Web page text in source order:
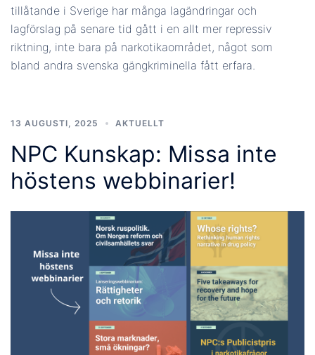
tillåtande i Sverige har många lagändringar och
lagförslag på senare tid gått i en allt mer repressiv
riktning, inte bara på narkotikaområdet, något som
bland andra svenska gängkriminella fått erfara.
13 AUGUSTI, 2025 AKTUELLT
NPC Kunskap: Missa inte
höstens webbinarier!